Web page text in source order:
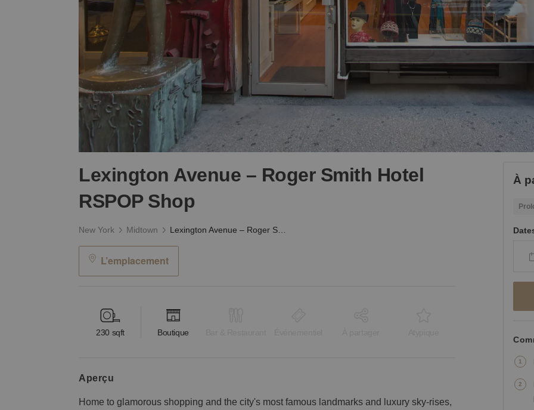
Lexington Avenue – Roger Smith Hotel
RSPOP Shop
New York Midtown
L’emplacement
230 sqft Boutique
aperçu
Home to glamorous shopping and the city's most famous landmarks and luxury sky-rises,
À